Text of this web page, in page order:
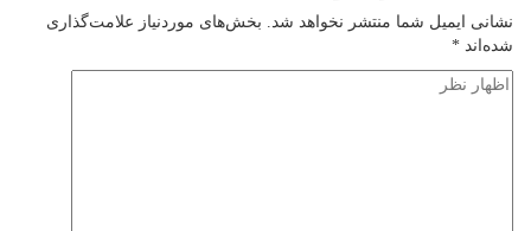
نشانی ایمیل شما منتشر نخواهد شد.
بخش‌های موردنیاز علامت‌گذاری
شده‌اند *